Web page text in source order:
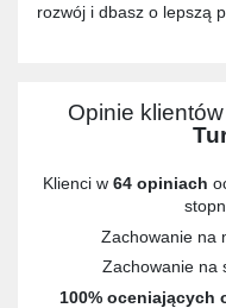
rozwój i dbasz o lepszą
Opinie
Klienci w 64 opiniach
Zachowanie na
Zachowanie na
100% oceniających